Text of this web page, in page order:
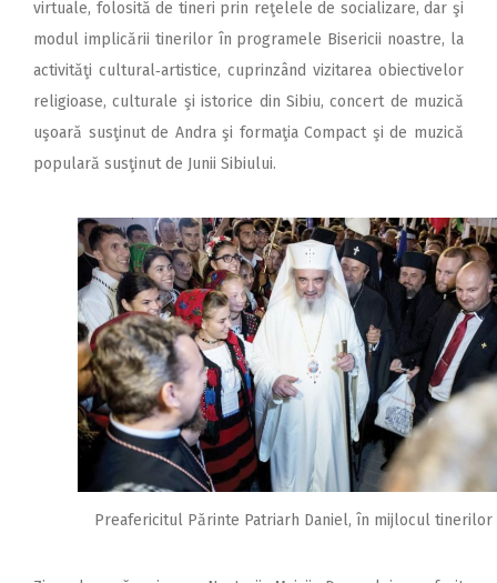
virtuale, folosită de tineri prin reţelele de socializare, dar şi
modul implicării tinerilor în programele Bisericii noastre, la
activităţi cultural‑artistice, cuprinzând vizitarea obiectivelor
religioase, culturale şi istorice din Sibiu, concert de muzică
uşoară susţinut de Andra şi formaţia Compact şi de muzică
populară susţinut de Junii Sibiului.
Preafericitul Părinte Patriarh Daniel, în mijlocul tinerilor